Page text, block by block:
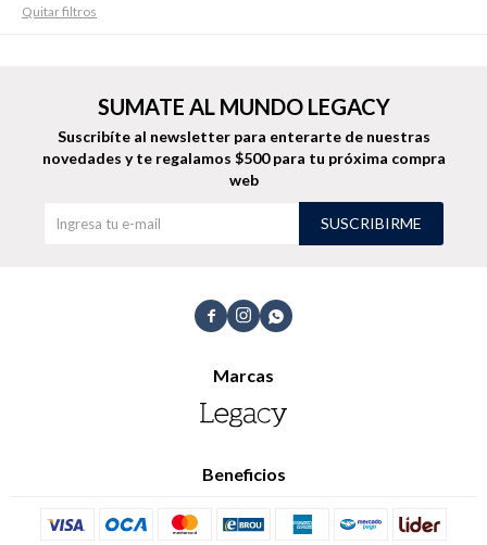
Quitar filtros
  
Marcas
Beneficios
SUMATE AL MUNDO LEGACY
Suscribíte al newsletter para enterarte de nuestras
novedades y te regalamos $500 para tu próxima compra
web
SUSCRIBIRME
Remeras
Buzos Pantalones
Chalecos